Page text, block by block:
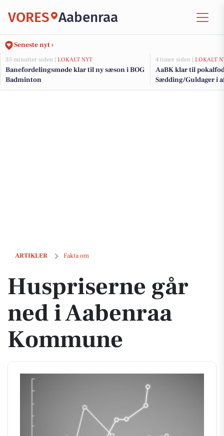
VORES Aabenraa
Seneste nyt ›
35 minutter siden | LOKALT NYT
Banefordelingsmøde klar til ny sæson i BOG
Badminton
4 timer siden | LOKALT
AaBK klar til
Sædding/Guldager i
ARTIKLER Fakta om
Huspriserne går ned i Aabenraa Kommune
Huspriserne går
ned i Aabenraa
Kommune